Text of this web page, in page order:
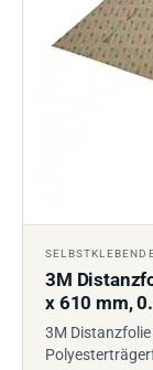
3M
x 610 mm,
3M